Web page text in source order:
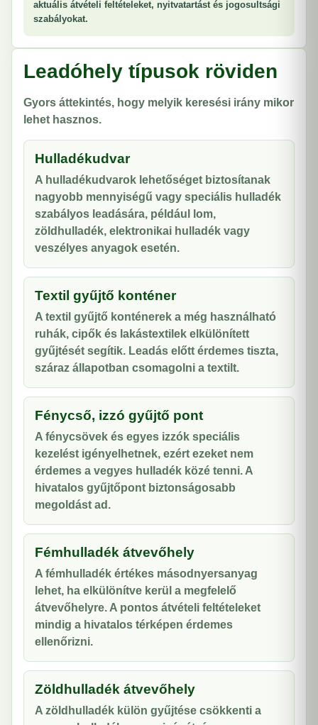
aktuális átvételi feltételeket, nyitvatartást és jogosultsági
szabályokat.
Leadóhely típusok röviden
Gyors áttekintés, hogy melyik keresési irány mikor
lehet hasznos.
Hulladékudvar
A hulladékudvarok lehetőséget biztosítanak
nagyobb mennyiségű vagy speciális hulladék
szabályos leadására, például lom,
zöldhulladék, elektronikai hulladék vagy
veszélyes anyagok esetén.
Textil gyűjtő konténer
A textil gyűjtő konténerek a még használható
ruhák, cipők és lakástextilek elkülönített
gyűjtését segítik. Leadás előtt érdemes tiszta,
száraz állapotban csomagolni a textilt.
Fénycső, izzó gyűjtő pont
A fénycsövek és egyes izzók speciális
kezelést igényelhetnek, ezért ezeket nem
érdemes a vegyes hulladék közé tenni. A
hivatalos gyűjtőpont biztonságosabb
megoldást ad.
Fémhulladék átvevőhely
A fémhulladék értékes másodnyersanyag
lehet, ha elkülönítve kerül a megfelelő
átvevőhelyre. A pontos átvételi feltételeket
mindig a hivatalos térképen érdemes
ellenőrizni.
Zöldhulladék átvevőhely
A zöldhulladék külön gyűjtése csökkenti a